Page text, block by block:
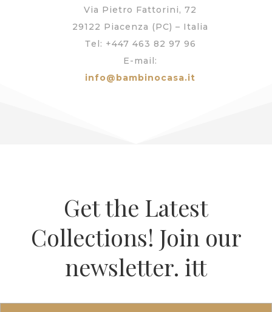
Via Pietro Fattorini, 72
29122 Piacenza (PC) – Italia
Тel: +447 463 82 97 96
E-mail:
info@bambinocasa.it
Get the Latest
Collections! Join our
newsletter. itt